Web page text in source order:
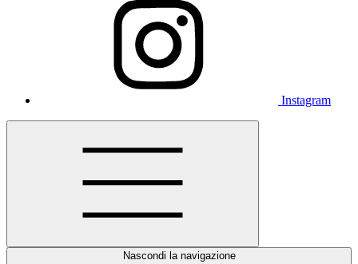
Instagram
Nascondi la navigazione